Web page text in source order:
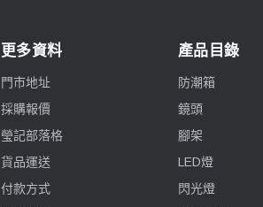
更多資料
門市地址
採購報價
瑩記部落格
貨品運送
付款方式
產品目錄
防潮箱
鏡頭
腳架
LED燈
閃光燈